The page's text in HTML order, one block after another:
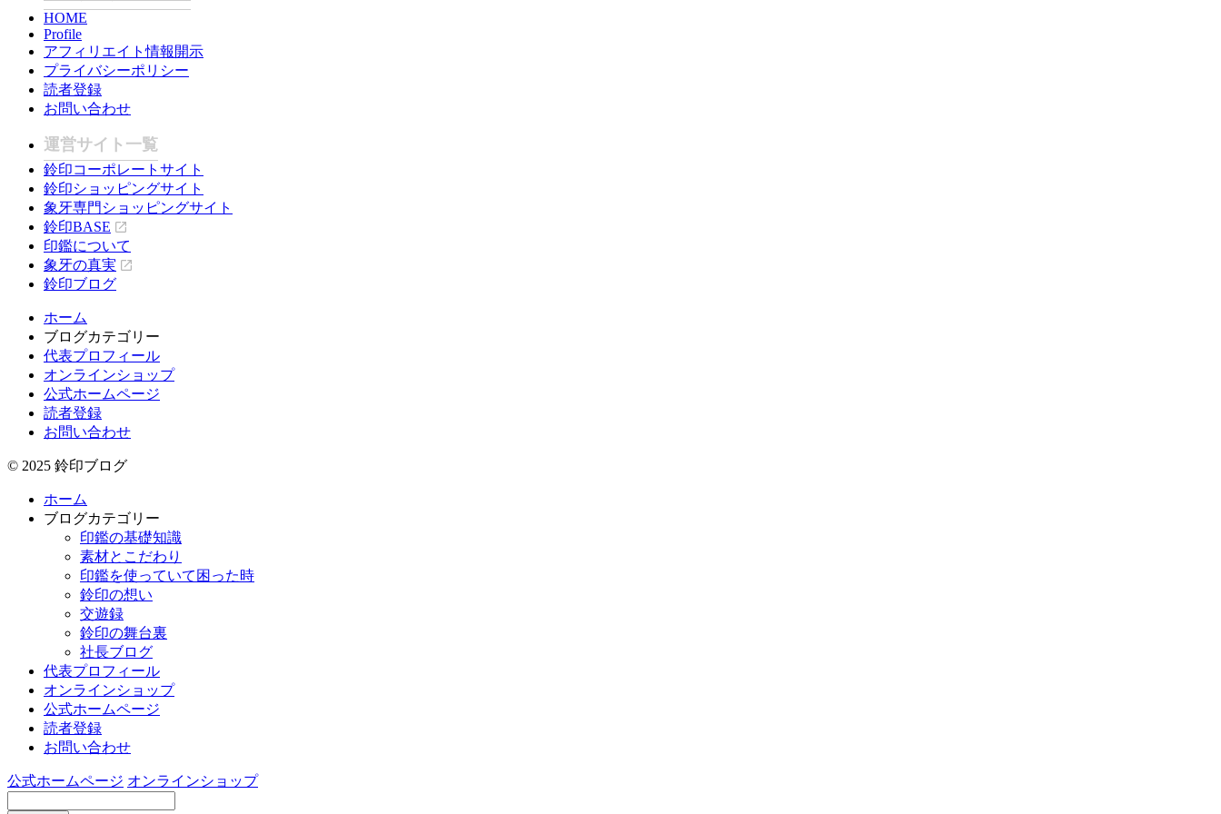
HOME
Profile
アフィリエイト情報開示
プライバシーポリシー
読者登録
お問い合わせ
運営サイト一覧
鈴印コーポレートサイト
鈴印ショッピングサイト
象牙専門ショッピングサイト
鈴印BASE
印鑑について
象牙の真実
鈴印ブログ
ホーム
ブログカテゴリー
代表プロフィール
オンラインショップ
公式ホームページ
読者登録
お問い合わせ
© 2025 鈴印ブログ
ホーム
ブログカテゴリー
印鑑の基礎知識
素材とこだわり
印鑑を使っていて困った時
鈴印の想い
交遊録
鈴印の舞台裏
社長ブログ
代表プロフィール
オンラインショップ
公式ホームページ
読者登録
お問い合わせ
公式ホームページ オンラインショップ